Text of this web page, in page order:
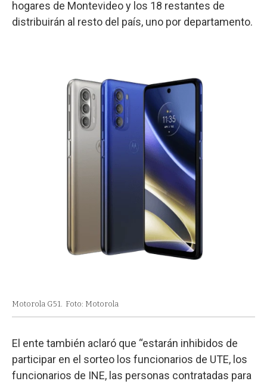
hogares de Montevideo y los 18 restantes de
distribuirán al resto del país, uno por departamento.
Motorola G51. Foto: Motorola
El ente también aclaró que “estarán inhibidos de
participar en el sorteo los funcionarios de UTE, los
funcionarios de INE, las personas contratadas para